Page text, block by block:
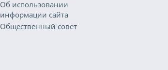
Об использовании
информации сайта
Общественный совет